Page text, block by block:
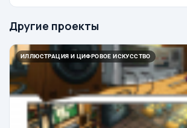
Другие проекты
ИЛЛЮСТРАЦИЯ И ЦИФРОВОЕ ИСКУССТВО